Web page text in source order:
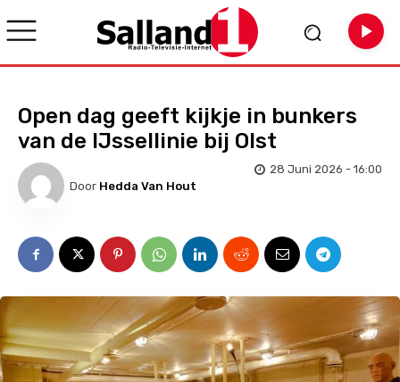
Open dag geeft kijkje in bunkers
van de IJssellinie bij Olst
Door Hedda Van Hout
28 Juni 2026 - 16:00